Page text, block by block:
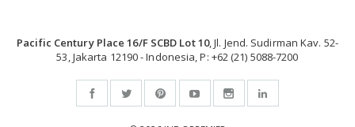
Pacific Century Place 16/F SCBD Lot 10, Jl. Jend. Sudirman Kav. 52-
53, Jakarta 12190 - Indonesia, P: +62 (21) 5088-7200